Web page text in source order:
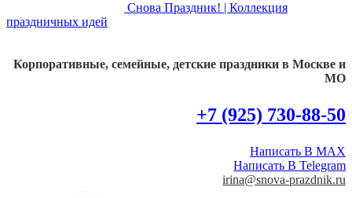
Снова Праздник! | Коллекция
праздничных идей
Корпоративные, семейные, детские праздники в Москве и
МО
+7 (925) 730-88-50
Написать В MAX
Написать В Telegram
irina@snova-prazdnik.ru